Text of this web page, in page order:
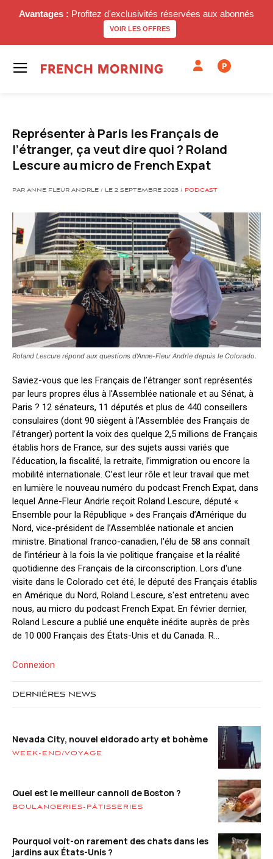
Avantages : Profitez d'exclusivités réservées aux abonnés
VOIR LES OFFRES
P
Représenter à Paris les Français de
l’étranger, ça veut dire quoi ? Roland
Lescure au micro de French Expat
PAR ANNE FLEUR ANDRLE / LE 2 SEPTEMBRE 2025 / PODCAST
Roland Lescure répond aux questions d'Anne-Fleur Andrle depuis le Colorado.
Saviez-vous que les Français de l’étranger sont représentés
par leurs propres élus à l'Assemblée nationale et au Sénat, à
Paris ? 12 sénateurs, 11 députés et plus de 440 conseillers
consulaires (dont 90 siègent à l’Assemblée des Français de
l’étranger) portent la voix des quelque 2,5 millions de Français
établis hors de France, sur des sujets aussi variés que
l’éducation, la fiscalité, la retraite, l’immigration ou encore la
mobilité internationale. C’est leur rôle et leur travail que met
en lumière le nouveau numéro du podcast French Expat, dans
lequel Anne-Fleur Andrle reçoit Roland Lescure, député «
Ensemble pour la République » des Français d’Amérique du
Nord, vice-président de l’Assemblée nationale et ancien
ministre. Binational franco-canadien, l'élu de 58 ans connaît
de l’intérieur à la fois la vie politique française et la réalité
quotidienne des Français de la circonscription. Lors d'une
visite dans le Colorado cet été, le député des Français établis
en Amérique du Nord, Roland Lescure, s'est entretenu avec
nous, au micro du podcast French Expat. En février dernier,
Roland Lescure a publié une enquête inédite auprès de près
de 10 000 Français des États-Unis et du Canada. R...
Connexion
DERNIÈRES NEWS
Nevada City, nouvel eldorado arty et bohème
WEEK-END/VOYAGE
Quel est le meilleur cannoli de Boston ?
BOULANGERIES-PÂTISSERIES
Pourquoi voit-on rarement des chats dans les
jardins aux États-Unis ?